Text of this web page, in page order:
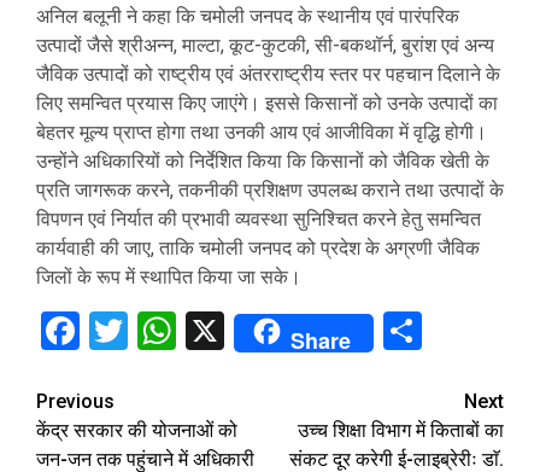
अनिल बलूनी ने कहा कि चमोली जनपद के स्थानीय एवं पारंपरिक
उत्पादों जैसे श्रीअन्न, माल्टा, कूट-कुटकी, सी-बकथॉर्न, बुरांश एवं अन्य
जैविक उत्पादों को राष्ट्रीय एवं अंतरराष्ट्रीय स्तर पर पहचान दिलाने के
लिए समन्वित प्रयास किए जाएंगे। इससे किसानों को उनके उत्पादों का
बेहतर मूल्य प्राप्त होगा तथा उनकी आय एवं आजीविका में वृद्धि होगी।
उन्होंने अधिकारियों को निर्देशित किया कि किसानों को जैविक खेती के
प्रति जागरूक करने, तकनीकी प्रशिक्षण उपलब्ध कराने तथा उत्पादों के
विपणन एवं निर्यात की प्रभावी व्यवस्था सुनिश्चित करने हेतु समन्वित
कार्यवाही की जाए, ताकि चमोली जनपद को प्रदेश के अग्रणी जैविक
जिलों के रूप में स्थापित किया जा सके।
Facebook
TwitterWhatsApp
X Share
Continue
Reading
Previous
केंद्र सरकार की योजनाओं को
जन-जन तक पहुंचाने में अधिकारी
Next
उच्च शिक्षा विभाग में किताबों का
संकट दूर करेगी ई-लाइब्रेरीः डाॅ.